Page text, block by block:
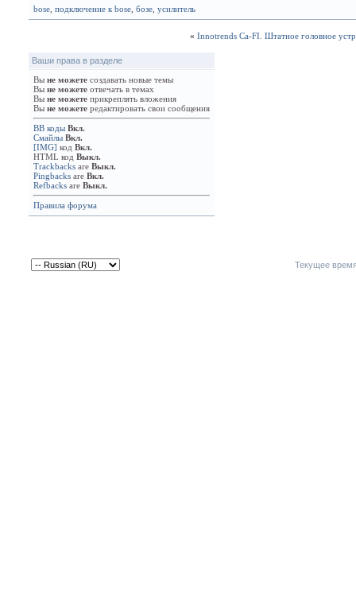
bose подключение к bose бозе усилитель
« Innotrends Ca-FI. Штатное головное
Ваши права в разделе
Вы не можете создавать новые темы
Вы не можете отвечать в темах
Вы не можете прикреплять вложения
Вы не можете редактировать свои сообщения
BB коды Вкл.
Смайлы Вкл.
[IMG] код Вкл.
HTML код Выкл.
Trackbacks are Выкл.
Pingbacks are Вкл.
Refbacks are Выкл.
Правила форума
Текущее